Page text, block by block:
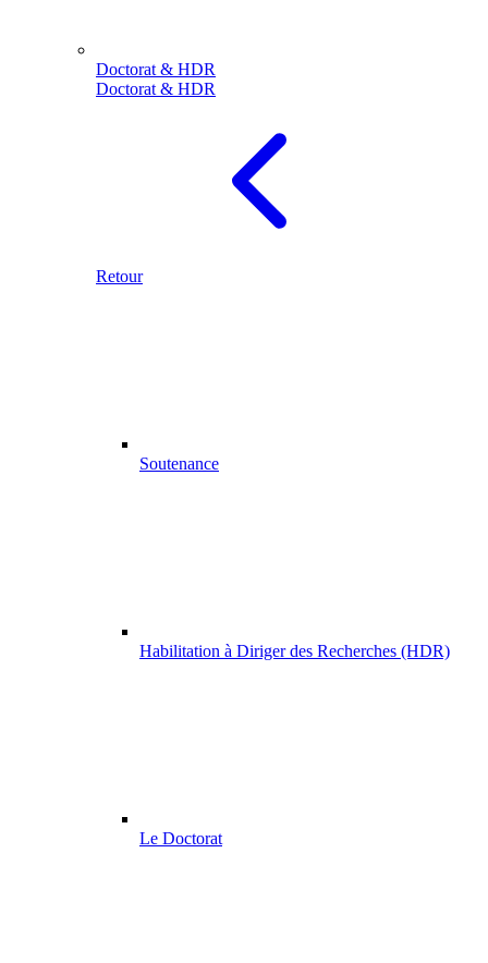
Doctorat & HDR
Doctorat & HDR
Retour
Soutenance
Habilitation à Diriger des Recherches (HDR)
Le Doctorat